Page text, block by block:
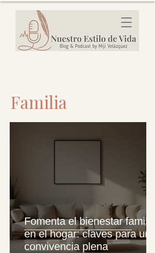
Familia
Fomenta el bienestar familiar
en el hogar: claves para una
convivencia plena